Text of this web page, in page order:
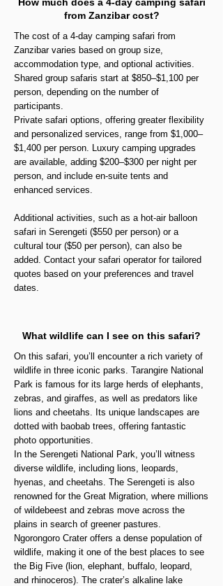
from Zanzibar cost?
The cost of a 4-day camping safari from
Zanzibar varies based on group size,
accommodation type, and optional activities.
Shared group safaris start at $850–$1,100 per
person, depending on the number of
participants.
Private safari options, offering greater flexibility
and personalized services, range from $1,000–
$1,400 per person. Luxury camping upgrades
are available, adding $200–$300 per night per
person, and include en-suite tents and
enhanced services.
Additional activities, such as a hot-air balloon
safari in Serengeti ($550 per person) or a
cultural tour ($50 per person), can also be
added. Contact your safari operator for tailored
quotes based on your preferences and travel
dates.
What wildlife can I see on this safari?
On this safari, you’ll encounter a rich variety of
wildlife in three iconic parks. Tarangire National
Park is famous for its large herds of elephants,
zebras, and giraffes, as well as predators like
lions and cheetahs. Its unique landscapes are
dotted with baobab trees, offering fantastic
photo opportunities.
In the Serengeti National Park, you’ll witness
diverse wildlife, including lions, leopards,
hyenas, and cheetahs. The Serengeti is also
renowned for the Great Migration, where millions
of wildebeest and zebras move across the
plains in search of greener pastures.
Ngorongoro Crater offers a dense population of
wildlife, making it one of the best places to see
the Big Five (lion, elephant, buffalo, leopard,
and rhinoceros). The crater’s alkaline lake